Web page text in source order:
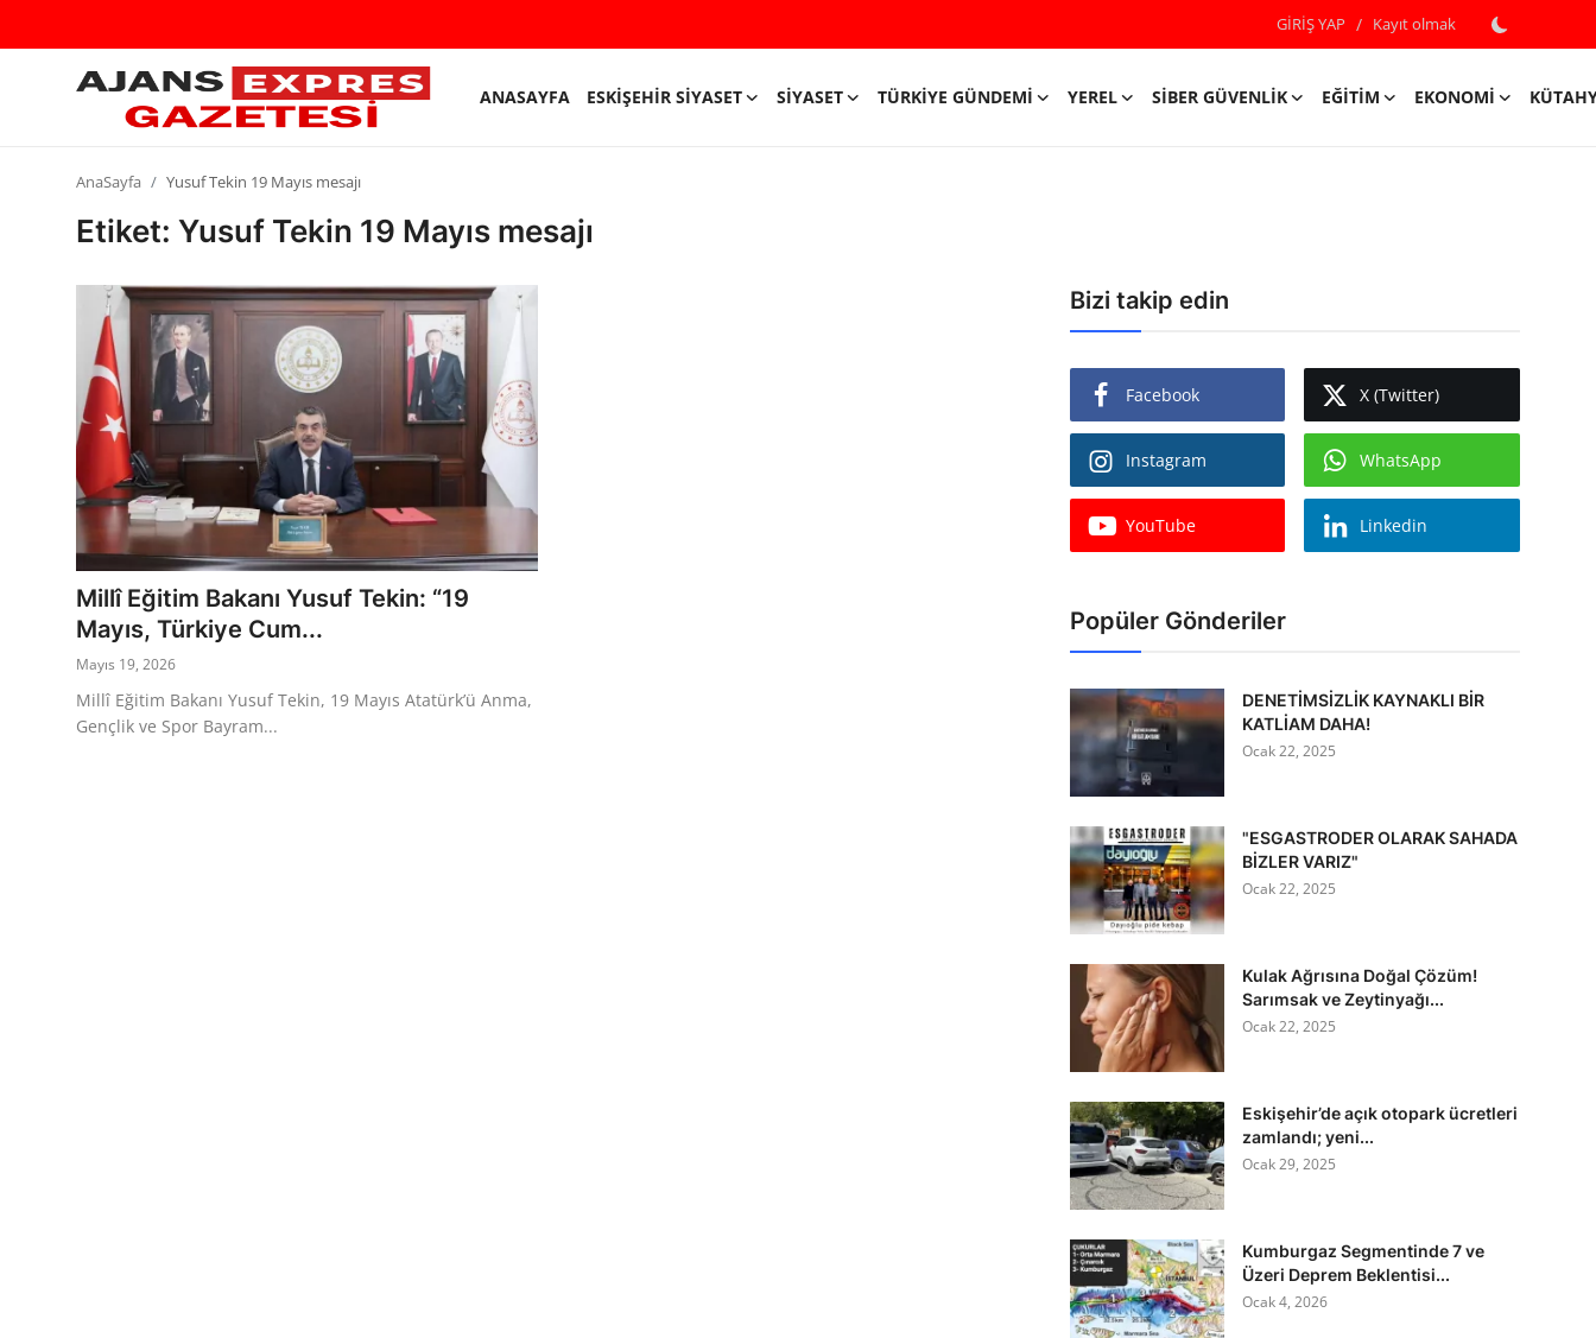
GİRİŞ YAP / Kayıt olmak
ANASAYFA ESKIŞEHIR SIYASET SIYASET TÜRKIYE GÜNDEMI YEREL SIBER GÜVENLIK EĞITIM EKONOMI
GİRİŞ
Kayıt
AnaSayfa
Türkiye Gündemi
Siber Güvenlik
Ekonomi
Kütahya
Özel Haber
AnaSayfa Yusuf Tekin 19 Mayıs mesajı
Etiket: Yusuf Tekin 19 Mayıs mesajı
Millî Eğitim Bakanı Yusuf Tekin: “19
Mayıs, Türkiye Cum...
Mayıs 19, 2026
Millî Eğitim Bakanı Yusuf Tekin, 19 Mayıs Atatürk’ü Anma,
Gençlik ve Spor Bayram...
Bizi takip edin
Facebook X (Twitter)
Instagram WhatsApp
YouTube Linkedin
Popüler Gönderiler
DENETİMSİZLİK KAYNAKLI BİR
KATLİAM DAHA!
Ocak 22, 2025
"ESGASTRODER OLARAK SAHADA
BİZLER VARIZ"
Ocak 22, 2025
Kulak Ağrısına Doğal Çözüm!
Sarımsak ve Zeytinyağı...
Ocak 22, 2025
Eskişehir’de açık otopark ücretleri
zamlandı; yeni...
Ocak 29, 2025
Kumburgaz Segmentinde 7 ve
Üzeri Deprem Beklentisi...
Ocak 4, 2026